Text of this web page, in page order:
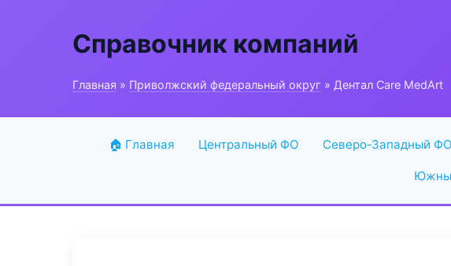
Справочник компаний
Главная » Приволжский федеральный округ » Дентал Care MedArt
🏠 Главная Центральный ФО Северо-Западный ФО